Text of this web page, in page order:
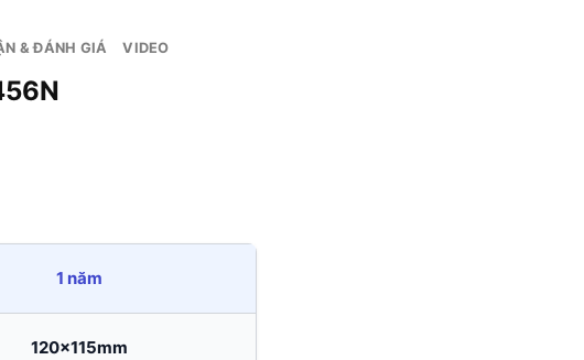
& ĐÁNH GIÁ VIDEO
MPE A70456N
1 năm
120x115mm